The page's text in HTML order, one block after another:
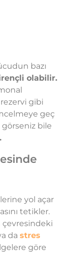
bazı
olabilir.
gibi
geç
görseniz bile
yol açar
tetikler.
çevresindeki
da stres
göre